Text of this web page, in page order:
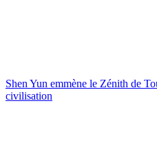
Shen Yun emmène le Zénith de
civilisation